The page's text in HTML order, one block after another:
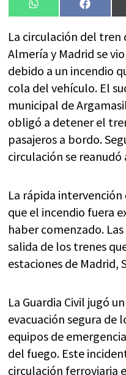
Compartir
en
WhatsApp
en
La circulación del
Almería y Madrid se
debido a un incendio
cola del vehículo. El
municipal de
obligó a detener el
pasajeros a bordo.
circulación se reanudó
La rápida
que el incendio fuera
haber comenzado.
salida de los trenes
estaciones de Madrid,
La Guardia Civil jugó
evacuación segura de
equipos de
del fuego. Este
circulación ferroviaria